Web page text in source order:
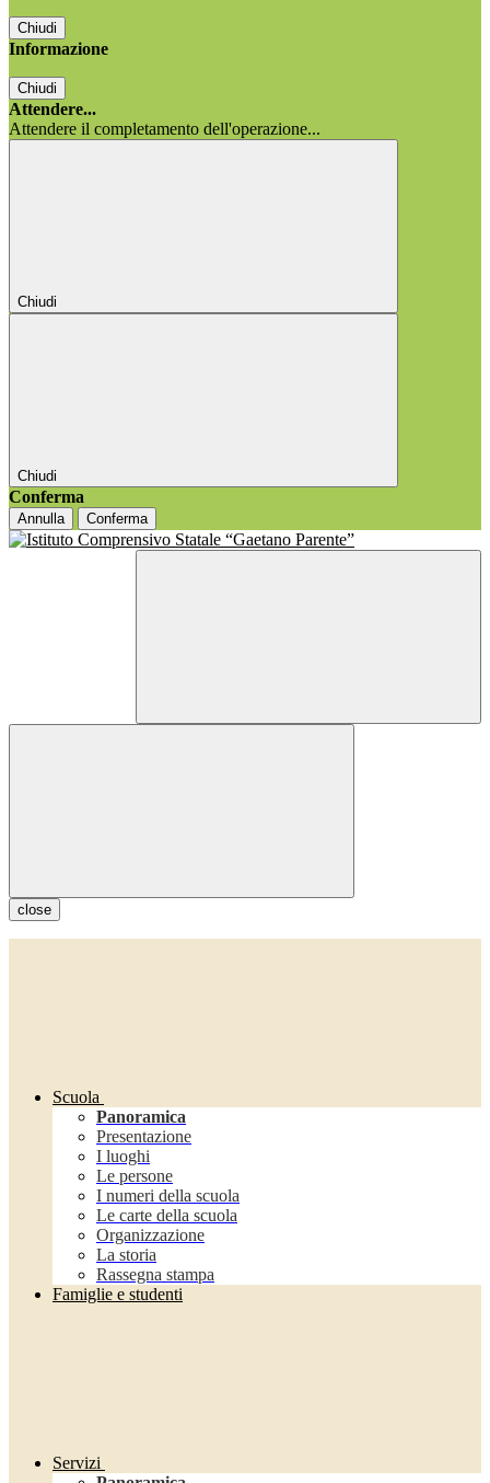
Chiudi
Informazione
Chiudi
Attendere...
Attendere il completamento dell'operazione...
Chiudi
Chiudi
Conferma
Annulla Conferma
close
Scuola
Panoramica
Presentazione
I luoghi
Le persone
I numeri della scuola
Le carte della scuola
Organizzazione
La storia
Rassegna stampa
Famiglie e studenti
Servizi